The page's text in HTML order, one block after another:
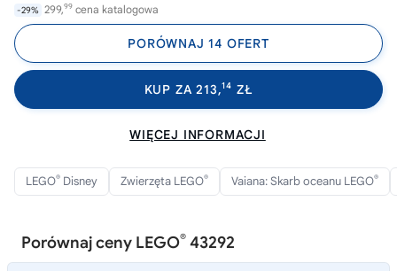
-29% 299,99 cena katalogowa
PORÓWNAJ 14 OFERT
KUP ZA 213,14 ZŁ
WIĘCEJ INFORMACJI
LEGO® Disney Zwierzęta LEGO® Vaiana: Skarb oceanu LEGO®
Porównaj ceny LEGO® 43292